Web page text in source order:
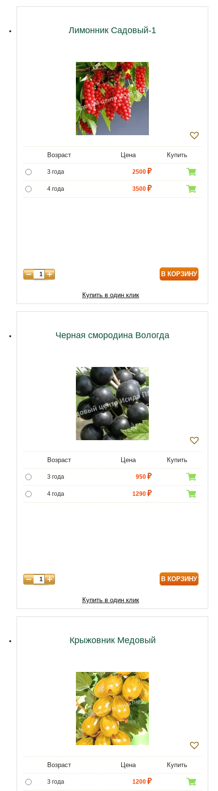
Лимонник Садовый-1
Возраст Цена Купить
3 года 2500
4 года 3500
В КОРЗИНУ
Купить в один клик
Черная смородина Вологда
Возраст Цена Купить
3 года 950
4 года 1290
В КОРЗИНУ
Купить в один клик
Крыжовник Медовый
Возраст Цена Купить
3 года 1200